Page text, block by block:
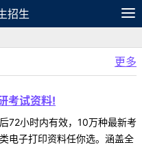
招生
更多
考试资料!
72小时内有效，10万种最新考
电子打印资料任你选。涵盖全